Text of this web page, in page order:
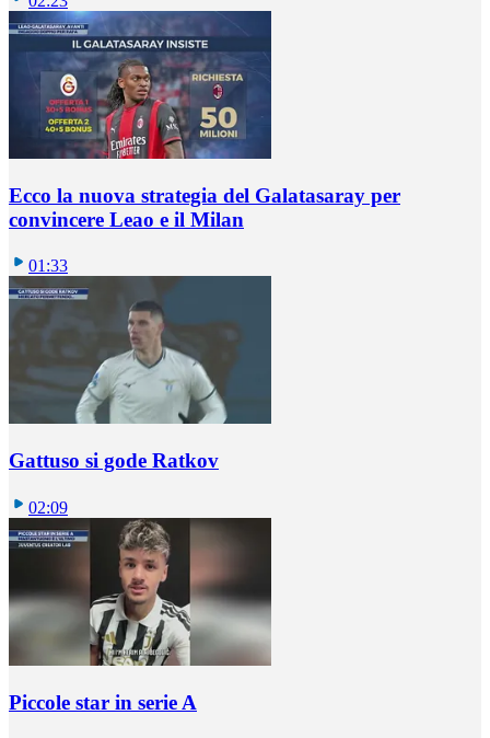
Ecco la nuova strategia del Galatasaray per
convincere Leao e il Milan
01:33
Gattuso si gode Ratkov
02:09
Piccole star in serie A